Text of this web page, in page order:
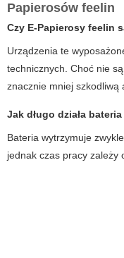
Papierosów feelin
Czy E-Papierosy feelin
Urządzenia te
technicznych. Choć nie
znacznie mniej szkodliwą
Jak długo działa bateria
Bateria wytrzymuje
jednak czas pracy zależy